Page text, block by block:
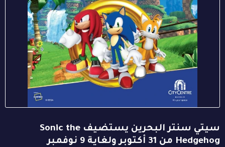
سيتي سنتر البحرين يستضيف Sonic the
Hedgehog من 31 أكتوبر ولغاية 9 نوفمبر